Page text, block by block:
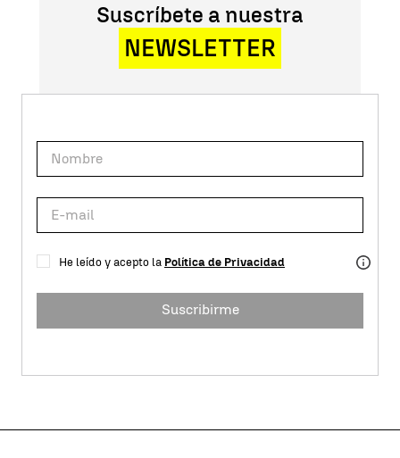
Suscríbete a nuestra
NEWSLETTER
He leído y acepto la Política de Privacidad
Suscribirme